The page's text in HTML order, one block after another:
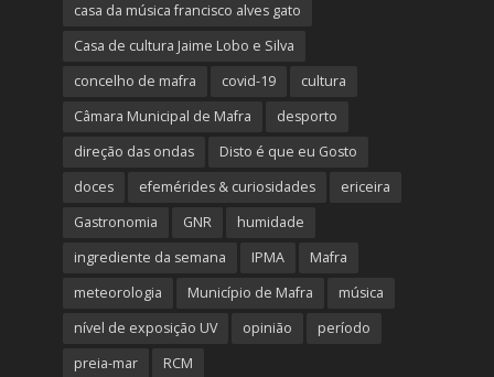
casa da música francisco alves gato
Casa de cultura Jaime Lobo e Silva
concelho de mafra
covid-19
cultura
Câmara Municipal de Mafra
desporto
direção das ondas
Disto é que eu Gosto
doces
efemérides & curiosidades
ericeira
Gastronomia
GNR
humidade
ingrediente da semana
IPMA
Mafra
meteorologia
Município de Mafra
música
nível de exposição UV
opinião
período
preia-mar
RCM